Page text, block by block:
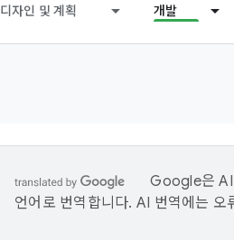
디자인 및 계획 개발
Google은 AI
언어로 번역합니다. AI 번역에는 오